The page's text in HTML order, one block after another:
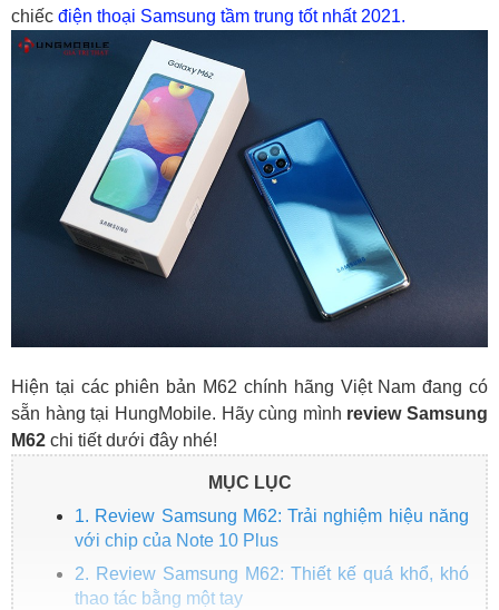
chiếc điện thoại Samsung tầm trung tốt nhất 2021.
Hiện tại các phiên bản M62 chính hãng Việt Nam đang có
sẵn hàng tại HungMobile. Hãy cùng mình review Samsung
M62 chi tiết dưới đây nhé!
MỤC LỤC
1. Review Samsung M62: Trải nghiệm hiệu năng
với chip của Note 10 Plus
2. Review Samsung M62: Thiết kế quá khổ, khó
thao tác bằng một tay